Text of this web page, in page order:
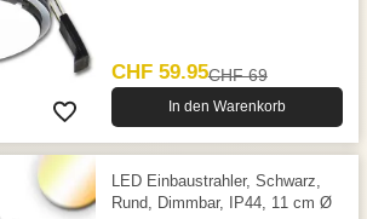
CHF 59.95CHF 69
In den Warenkorb
LED Einbaustrahler, Schwarz,
Rund, Dimmbar, IP44, 11 cm Ø